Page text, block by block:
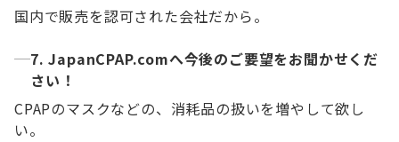
国内で販売を認可された会社だから。
7. JapanCPAP.comへ今後のご要望をお聞かせくだ
さい！
CPAPのマスクなどの、消耗品の扱いを増やして欲し
い。